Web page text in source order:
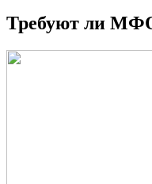
Требуют ли МФО